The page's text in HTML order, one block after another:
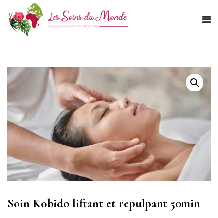
Soin Kobido liftant et repulpant 50min